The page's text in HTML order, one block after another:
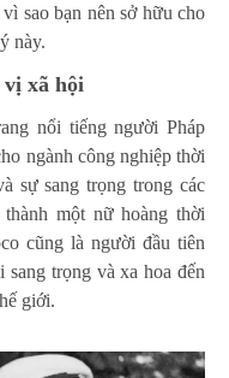
sao bạn nên sở hữu cho
này.
xã hội
nổi tiếng người Pháp
ngành công nghiệp thời
sự sang trọng trong các
một nữ hoàng thời
cũng là người đầu tiên
trọng và xa hoa đến
giới.